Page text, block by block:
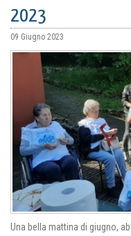
2023
09 Giugno 2023
Una bella mattina di giugno,